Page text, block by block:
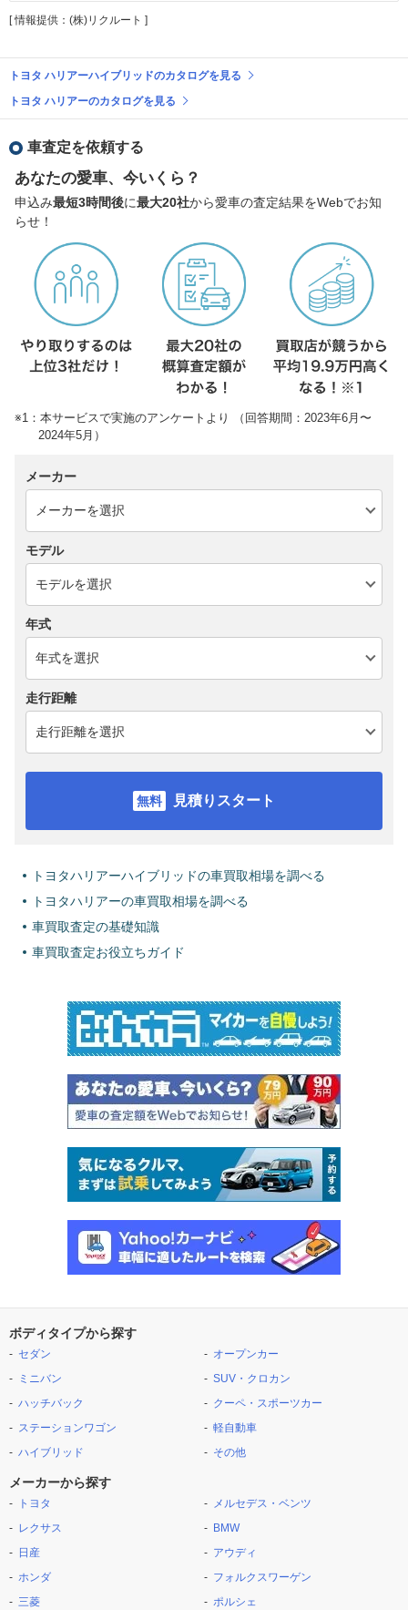
[ 情報提供：(株)リクルート ]
トヨタ ハリアーハイブリッドのカタログを見る
トヨタ ハリアーのカタログを見る
車査定を依頼する
あなたの愛車、今いくら？
申込み最短3時間後に最大20社から愛車の査定結果をWebでお知
らせ！
※1：本サービスで実施のアンケートより （回答期間：2023年6月〜
2024年5月）
メーカー
モデル
年式
走行距離
見積りスタート
トヨタハリアーハイブリッドの車買取相場を調べる
トヨタハリアーの車買取相場を調べる
車買取査定の基礎知識
車買取査定お役立ちガイド
ボディタイプから探す
セダン
ミニバン
ハッチバック
ステーションワゴン
ハイブリッド
オープンカー
SUV・クロカン
クーペ・スポーツカー
軽自動車
その他
メーカーから探す
トヨタ
レクサス
日産
ホンダ
三菱
メルセデス・ベンツ
BMW
アウディ
フォルクスワーゲン
ポルシェ